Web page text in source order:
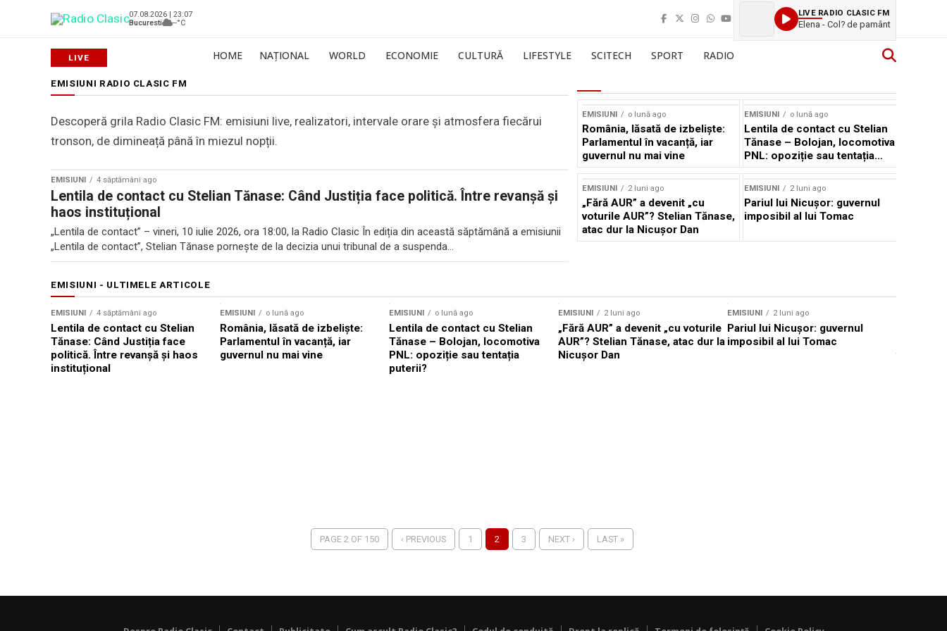
07.08.2026 | 23:07
Bucuresti
--°C
LIVE RADIO CLASIC FM
Elena - Col? de pamânt
HOME NAȚIONAL WORLD ECONOMIE CULTURĂ LIFESTYLE SCITECH SPORT RADIO
EMISIUNI RADIO CLASIC FM
Descoperă grila Radio Clasic FM: emisiuni live, realizatori, intervale orare și atmosfera fiecărui
tronson, de dimineață până în miezul nopții.
EMISIUNI 4 săptămâni ago
Lentila de contact cu Stelian Tănase: Când Justiția face politică. Între revanșă și
haos instituțional
„Lentila de contact” – vineri, 10 iulie 2026, ora 18:00, la Radio Clasic În ediția din această săptămână a emisiunii
„Lentila de contact”, Stelian Tănase pornește de la decizia unui tribunal de a suspenda...
EMISIUNI o lună ago
România, lăsată de izbeliște:
Parlamentul în vacanță, iar
guvernul nu mai vine
EMISIUNI o lună ago
Lentila de contact cu Stelian
Tănase – Bolojan, locomotiva
PNL: opoziție sau tentația
puterii?
EMISIUNI 2 luni ago
„Fără AUR” a devenit „cu
voturile AUR”? Stelian Tănase,
atac dur la Nicușor Dan
EMISIUNI 2 luni ago
Pariul lui Nicușor: guvernul
imposibil al lui Tomac
EMISIUNI - ULTIMELE ARTICOLE
EMISIUNI 4 săptămâni ago
Lentila de contact cu Stelian
Tănase: Când Justiția face
politică. Între revanșă și haos
instituțional
EMISIUNI o lună ago
România, lăsată de izbeliște:
Parlamentul în vacanță, iar
guvernul nu mai vine
EMISIUNI o lună ago
Lentila de contact cu Stelian
Tănase – Bolojan, locomotiva
PNL: opoziție sau tentația
puterii?
EMISIUNI 2 luni ago
„Fără AUR” a devenit „cu voturile
AUR”? Stelian Tănase, atac dur la
Nicușor Dan
EMISIUNI 2 luni ago
Pariul lui Nicușor: guvernul
imposibil al lui Tomac
PAGE 2 OF 150 ‹ PREVIOUS 1 2 3 NEXT › LAST »